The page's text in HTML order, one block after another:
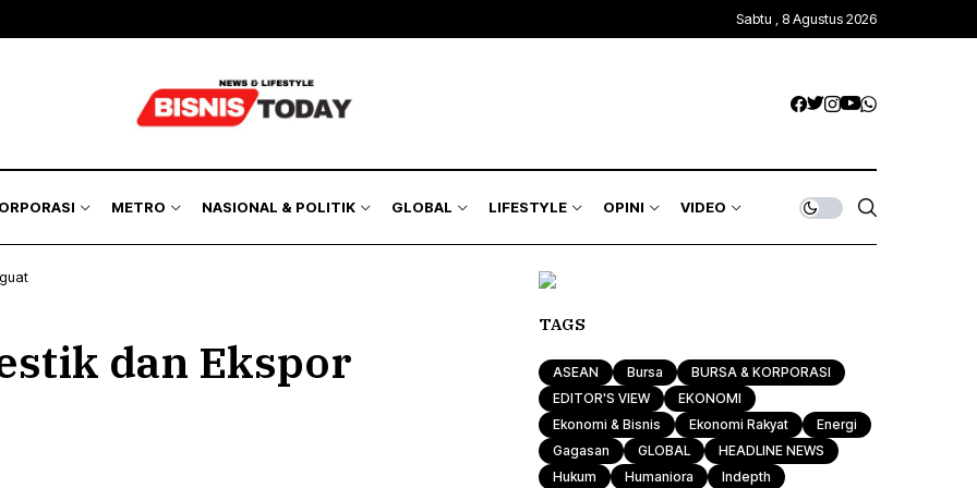
Sabtu , 8 Agustus 2026
METRO NASIONAL & POLITIK GLOBAL LIFESTYLE OPINI VIDEO
dan Ekspor
TAGS
ASEAN Bursa
BURSA & KORPORASI
EDITOR'S VIEW
EKONOMI
Ekonomi & Bisnis
Ekonomi Rakyat
Energi
Gagasan
GLOBAL
HEADLINE NEWS
Hukum
Humaniora
Indepth